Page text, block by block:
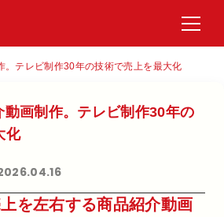
。テレビ制作30年の技術で売上を最大化
画制作。​テレビ制作30年の​
化
を左右する商品紹介動画